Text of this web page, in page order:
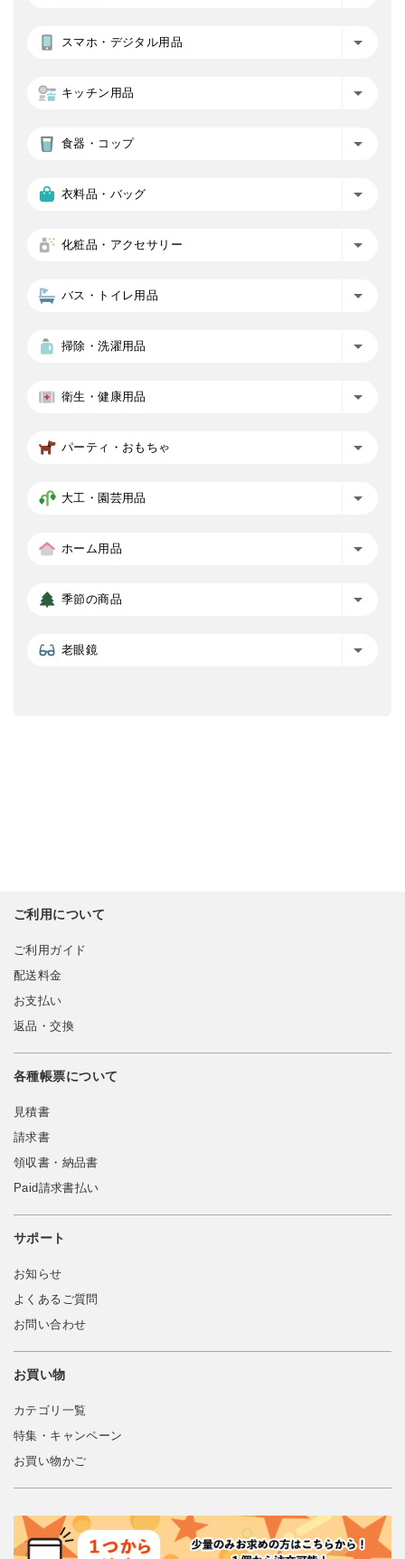
スマホ・デジタル用品
キッチン用品
食器・コップ
衣料品・バッグ
化粧品・アクセサリー
バス・トイレ用品
掃除・洗濯用品
衛生・健康用品
パーティ・おもちゃ
大工・園芸用品
ホーム用品
季節の商品
老眼鏡
ご利用について
ご利用ガイド
配送料金
お支払い
返品・交換
各種帳票について
見積書
請求書
領収書・納品書
Paid請求書払い
サポート
お知らせ
よくあるご質問
お問い合わせ
お買い物
カテゴリ一覧
特集・キャンペーン
お買い物かご